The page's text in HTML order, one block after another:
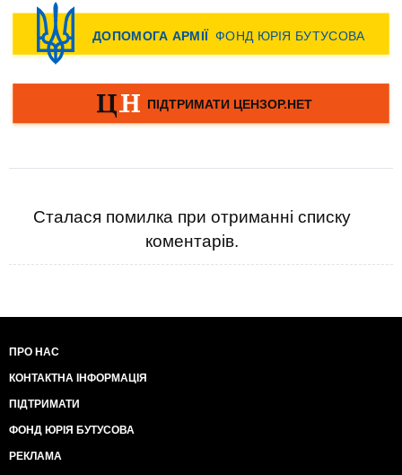
Сталася помилка при отриманні списку
коментарів.
ПРО НАС
КОНТАКТНА ІНФОРМАЦІЯ
ПІДТРИМАТИ
ФОНД ЮРІЯ БУТУСОВА
РЕКЛАМА